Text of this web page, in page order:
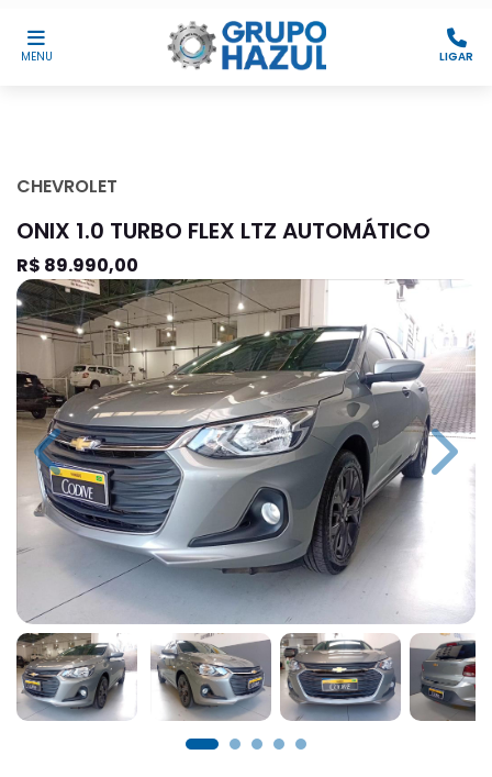
MENU LIGAR
CHEVROLET
ONIX 1.0 TURBO FLEX LTZ AUTOMÁTICO
R$ 89.990,00
Previous Next